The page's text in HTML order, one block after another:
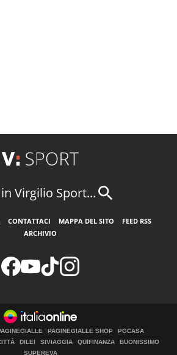
Virgilio Sport...
CONTATTACI MAPPA DEL SITO
FEED RSS
ARCHIVIO
PAGINEGIALLE SHOP
PGCASA
DILEI SIVIAGGIA QUIFINANZA
BUONISSIMO
SUPEREVA